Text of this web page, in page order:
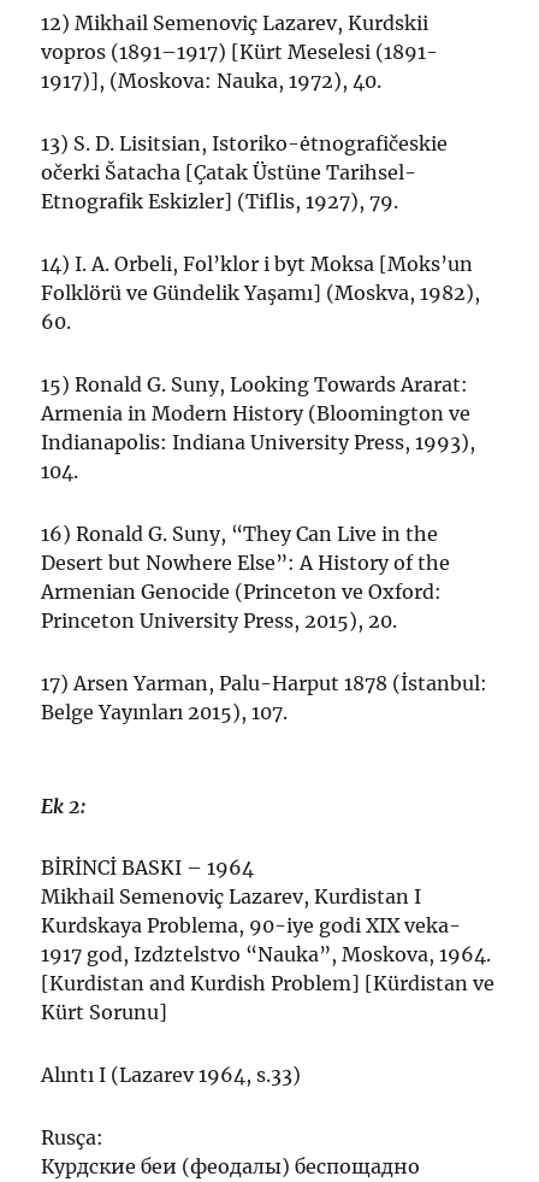
12) Mikhail Semenoviç Lazarev, Kurdskii
vopros (1891–1917) [Kürt Meselesi (1891-
1917)], (Moskova: Nauka, 1972), 40.
13) S. D. Lisitsian, Istoriko-ėtnografičeskie
očerki Šatacha [Çatak Üstüne Tarihsel-
Etnografik Eskizler] (Tiflis, 1927), 79.
14) I. A. Orbeli, Fol’klor i byt Moksa [Moks’un
Folklörü ve Gündelik Yaşamı] (Moskva, 1982),
60.
15) Ronald G. Suny, Looking Towards Ararat:
Armenia in Modern History (Bloomington ve
Indianapolis: Indiana University Press, 1993),
104.
16) Ronald G. Suny, “They Can Live in the
Desert but Nowhere Else”: A History of the
Armenian Genocide (Princeton ve Oxford:
Princeton University Press, 2015), 20.
17) Arsen Yarman, Palu-Harput 1878 (İstanbul:
Belge Yayınları 2015), 107.
Ek 2:
BİRİNCİ BASKI – 1964
Mikhail Semenoviç Lazarev, Kurdistan I
Kurdskaya Problema, 90-iye godi XIX veka-
1917 god, Izdztelstvo “Nauka”, Moskova, 1964.
[Kurdistan and Kurdish Problem] [Kürdistan ve
Kürt Sorunu]
Alıntı I (Lazarev 1964, s.33)
Rusça:
Курдские беи (феодалы) беспощадно